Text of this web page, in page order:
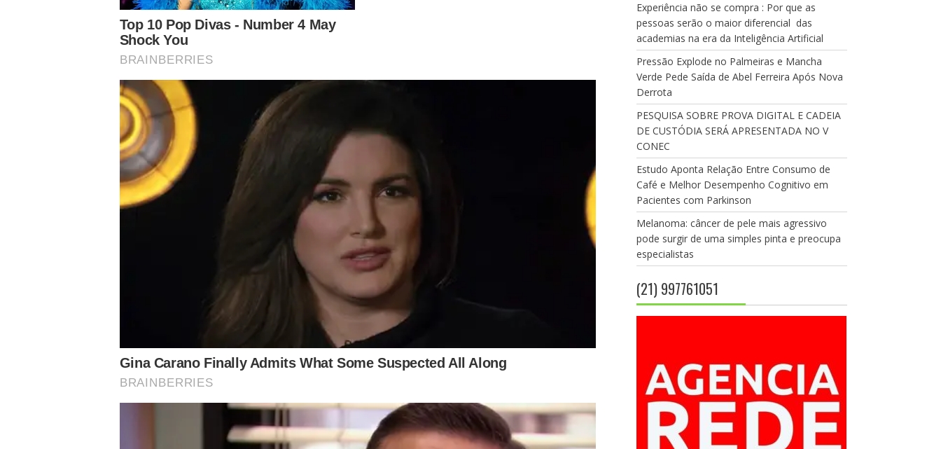
Experiência não se compra : Por que as
pessoas serão o maior diferencial das
academias na era da Inteligência Artificial
Pressão Explode no Palmeiras e Mancha
Verde Pede Saída de Abel Ferreira Após Nova
Derrota
PESQUISA SOBRE PROVA DIGITAL E CADEIA
DE CUSTÓDIA SERÁ APRESENTADA NO V
CONEC
Estudo Aponta Relação Entre Consumo de
Café e Melhor Desempenho Cognitivo em
Pacientes com Parkinson
Melanoma: câncer de pele mais agressivo
pode surgir de uma simples pinta e preocupa
especialistas
(21) 997761051